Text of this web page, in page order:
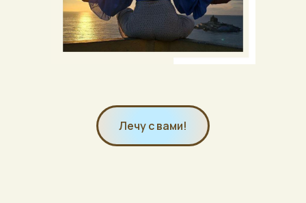
Лечу с вами!